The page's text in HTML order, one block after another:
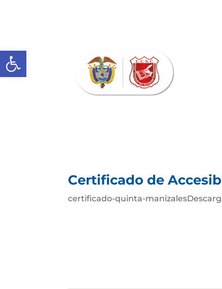
Abrir barra de herramientas
Certificado de
certificado-quinta-